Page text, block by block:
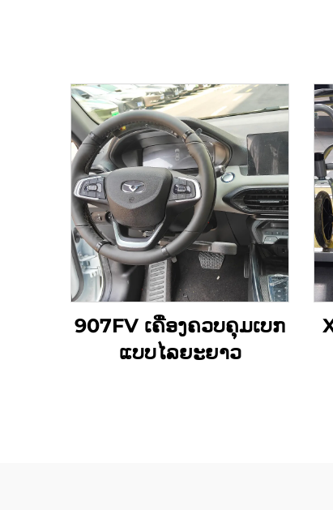
907FV ເຄື່ອງຄວບຄຸມເບກ
ແບບໄລຍະຍາວ